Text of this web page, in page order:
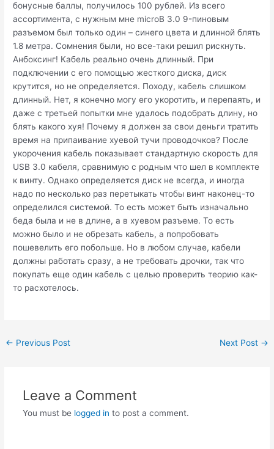
бонусные баллы, получилось 100 рублей. Из всего
ассортимента, с нужным мне microB 3.0 9-пиновым
разъемом был только один – синего цвета и длинной блять
1.8 метра. Сомнения были, но все-таки решил рискнуть.
Анбоксинг! Кабель реально очень длинный. При
подключении с его помощью жесткого диска, диск
крутится, но не определяется. Походу, кабель слишком
длинный. Нет, я конечно могу его укоротить, и перепаять, и
даже с третьей попытки мне удалось подобрать длину, но
блять какого хуя! Почему я должен за свои деньги тратить
время на припаивание хуевой тучи проводочков? После
укорочения кабель показывает стандартную скорость для
USB 3.0 кабеля, сравнимую с родным что шел в комплекте
к винту. Однако определяется диск не всегда, и иногда
надо по несколько раз перетыкать чтобы винт наконец-то
определился системой. То есть может быть изначально
беда была и не в длине, а в хуевом разъеме. То есть
можно было и не обрезать кабель, а попробовать
пошевелить его побольше. Но в любом случае, кабели
должны работать сразу, а не требовать дрочки, так что
покупать еще один кабель с целью проверить теорию как-
то расхотелось.
Post
← Previous Post Next Post →
Leave a Comment
You must be logged in to post a comment.